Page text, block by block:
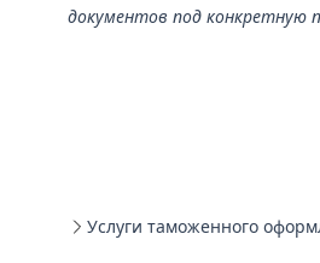
документов под конкретную
Услуги таможенного